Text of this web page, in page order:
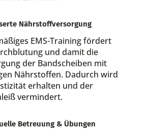
Nährstoffversorgung
EMS-Training fördert
und damit die
der Bandscheiben mit
Nährstoffen. Dadurch wird
erhalten und der
vermindert.
Betreuung & Übungen